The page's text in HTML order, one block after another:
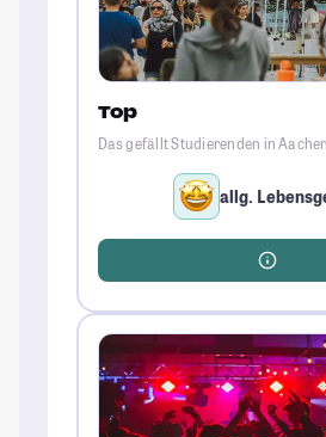
Top
Das gefällt Studierenden in
allg.